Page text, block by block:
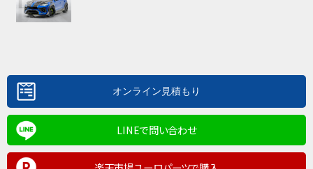
LINEで問い合わせ